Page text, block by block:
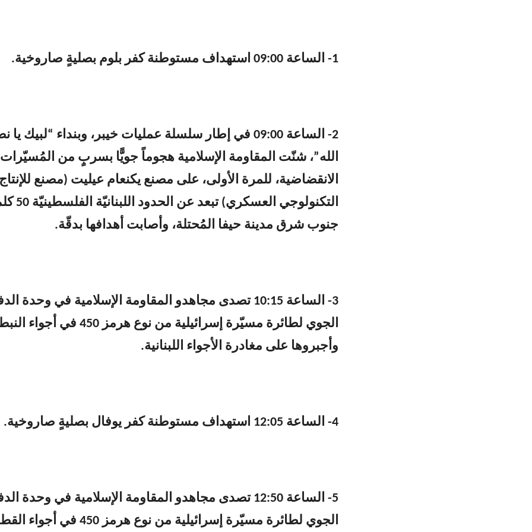
1- الساعة 09:00 استهداف مستوطنة كفر بلوم بصليةٍ صاروخية.
2- الساعة 09:00 في إطار ‏سلسلة عمليات خيبر، وبنداء “لبيك ‏يا
الله”، شنّت المقاومة الإسلامية هجوماً جويًّا بسربٍ من المُسيّرات
الانقضاضية، للمرة الأولى، على مصنع يكنعام عيليت (مصنع للإنتاج
التكنولوجي العسكري) تبعد عن
جنوب شرق مدينة حيفا المُحتلة، وأصابت أهدافها بدقّة.
3- الساعة 10:15 تصدى مجاهدو المقاومة الإسلامية في ‏وحدة
‏الجوي لطائرة مسيّرة إسرائيلية من نوع هرمز 450 في
وأجبروها على مغادرة ‌‏الأجواء ‏اللبنانية.
4- الساعة 12:05 استهداف مستوطنة كفر يوفال بصليةٍ صاروخية.‏
5- الساعة 12:50 تصدى مجاهدو المقاومة الإسلامية في ‏وحدة
‏الجوي لطائرة مسيّرة إسرائيلية من نوع هرمز 450 في